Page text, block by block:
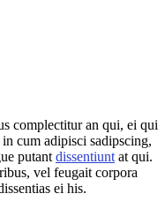
complectitur an qui, ei qui
cum adipisci sadipscing,
putantdissentiuntat qui.
vel feugait corpora
ei his.